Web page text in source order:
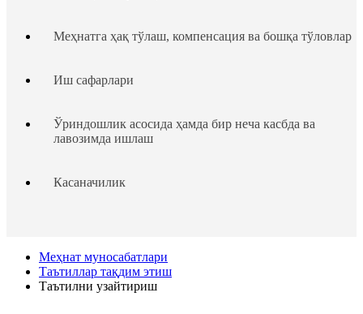
Меҳнатга ҳақ тўлаш, компенсация ва бошқа тўловлар
Иш сафарлари
Ўриндошлик асосида ҳамда бир неча касбда ва
лавозимда ишлаш
Касаначилик
Ходим ва иш берувчининг жавобгарлиги
Меҳнат муносабатлари
Таътиллар тақдим этиш
Таътилни узайтириш